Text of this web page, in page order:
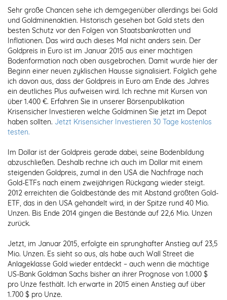
Sehr große Chancen sehe ich demgegenüber allerdings bei Gold
und Goldminenaktien. Historisch gesehen bot Gold stets den
besten Schutz vor den Folgen von Staatsbankrotten und
Inflationen. Das wird auch dieses Mal nicht anders sein. Der
Goldpreis in Euro ist im Januar 2015 aus einer mächtigen
Bodenformation nach oben ausgebrochen. Damit wurde hier der
Beginn einer neuen zyklischen Hausse signalisiert. Folglich gehe
ich davon aus, dass der Goldpreis in Euro am Ende des Jahres
ein deutliches Plus aufweisen wird. Ich rechne mit Kursen von
über 1.400 €. Erfahren Sie in unserer Börsenpublikation
Krisensicher Investieren welche Goldminen Sie jetzt im Depot
haben sollten. Jetzt Krisensicher Investieren 30 Tage kostenlos
testen.
Im Dollar ist der Goldpreis gerade dabei, seine Bodenbildung
abzuschließen. Deshalb rechne ich auch im Dollar mit einem
steigenden Goldpreis, zumal in den USA die Nachfrage nach
Gold-ETFs nach einem zweijährigen Rückgang wieder steigt.
2012 erreichten die Goldbestände des mit Abstand größten Gold-
ETF, das in den USA gehandelt wird, in der Spitze rund 40 Mio.
Unzen. Bis Ende 2014 gingen die Bestände auf 22,6 Mio. Unzen
zurück.
Jetzt, im Januar 2015, erfolgte ein sprunghafter Anstieg auf 23,5
Mio. Unzen. Es sieht so aus, als habe auch Wall Street die
Anlageklasse Gold wieder entdeckt – auch wenn die mächtige
US-Bank Goldman Sachs bisher an ihrer Prognose von 1.000 $
pro Unze festhält. Ich erwarte in 2015 einen Anstieg auf über
1.700 $ pro Unze.